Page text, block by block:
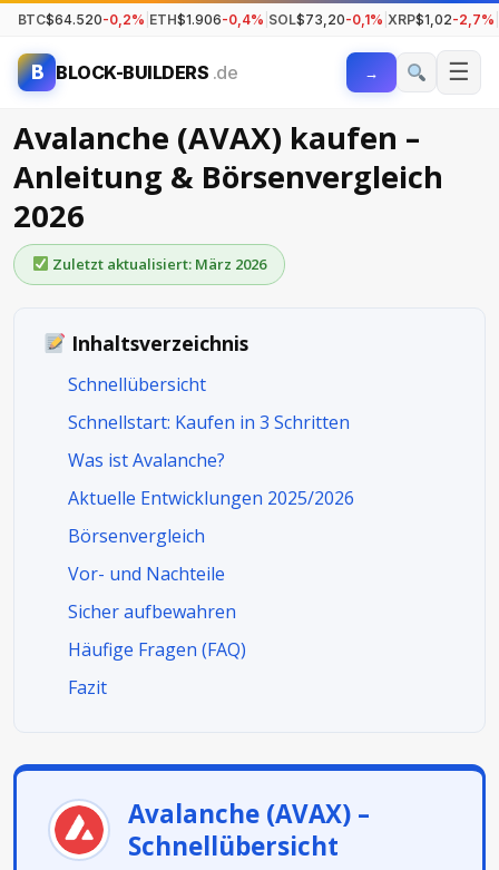
BTC$64.520-0,2% ETH$1.906-0,4% SOL$73,20-0,1% XRP$1,02-2,7%
B BLOCK-BUILDERS .de → ☰
Avalanche (AVAX) kaufen –
Anleitung & Börsenvergleich
2026
Zuletzt aktualisiert: März 2026
Inhaltsverzeichnis
Schnellübersicht
Schnellstart: Kaufen in 3 Schritten
Was ist Avalanche?
Aktuelle Entwicklungen 2025/2026
Börsenvergleich
Vor- und Nachteile
Sicher aufbewahren
Häufige Fragen (FAQ)
Fazit
Avalanche (AVAX) –
Schnellübersicht